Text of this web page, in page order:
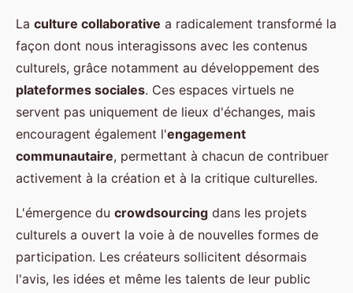
La culture collaborative a radicalement transformé la
façon dont nous interagissons avec les contenus
culturels, grâce notamment au développement des
plateformes sociales. Ces espaces virtuels ne
servent pas uniquement de lieux d'échanges, mais
encouragent également l'engagement
communautaire, permettant à chacun de contribuer
activement à la création et à la critique culturelles.
L'émergence du crowdsourcing dans les projets
culturels a ouvert la voie à de nouvelles formes de
participation. Les créateurs sollicitent désormais
l'avis, les idées et même les talents de leur public